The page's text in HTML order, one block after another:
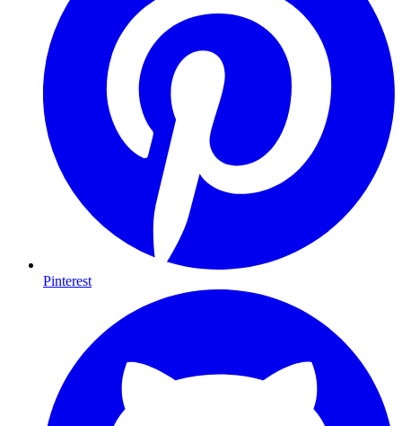
Pinterest